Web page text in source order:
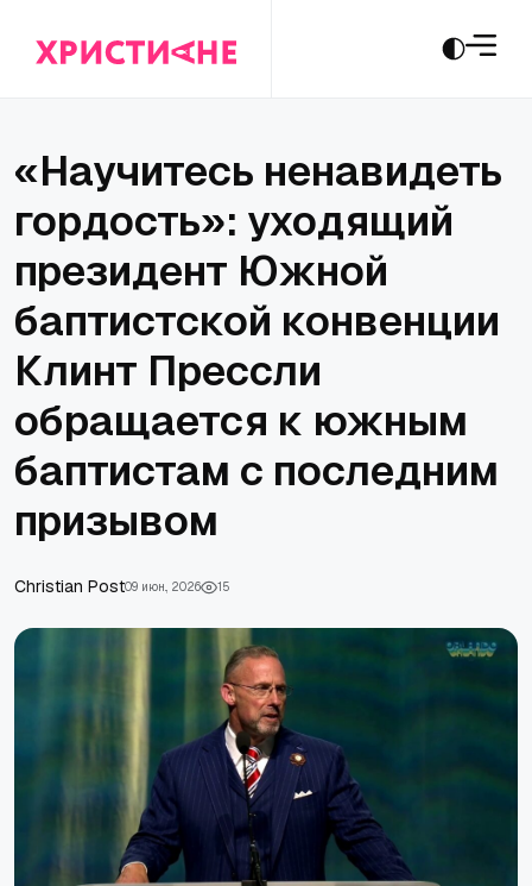
«Научитесь ненавидеть
гордость»: уходящий
президент Южной
баптистской конвенции
Клинт Прессли
обращается к южным
баптистам с последним
призывом
Сhristian Post09 июн., 2026 15